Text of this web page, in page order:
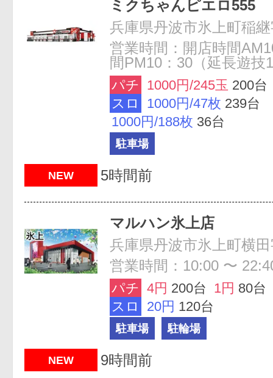
ミクちゃんピエロ555
兵庫県丹波市氷上町稲
営業時間：開店時間
間PM10：30（延長遊技
パチ 1000円/245玉 200台
スロ
1000円/47枚 239台
1000円/188枚 36台
駐車場
NEW 5時間前
マルハン氷上店
営業時間：10:00 〜
パチ 4円 200台 1円 80台
スロ
20円 120台
駐車場 駐輪場
NEW 9時間前